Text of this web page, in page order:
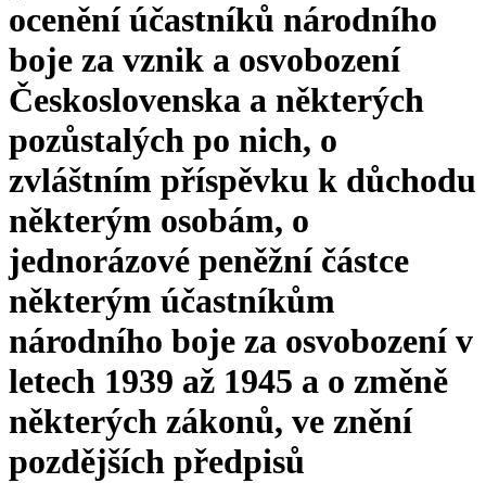
ocenění účastníků národního
boje za vznik a osvobození
Československa a některých
pozůstalých po nich, o
zvláštním příspěvku k důchodu
některým osobám, o
jednorázové peněžní částce
některým účastníkům
národního boje za osvobození v
letech 1939 až 1945 a o změně
některých zákonů, ve znění
pozdějších předpisů